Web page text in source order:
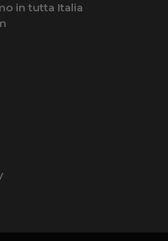
in tutta Italia